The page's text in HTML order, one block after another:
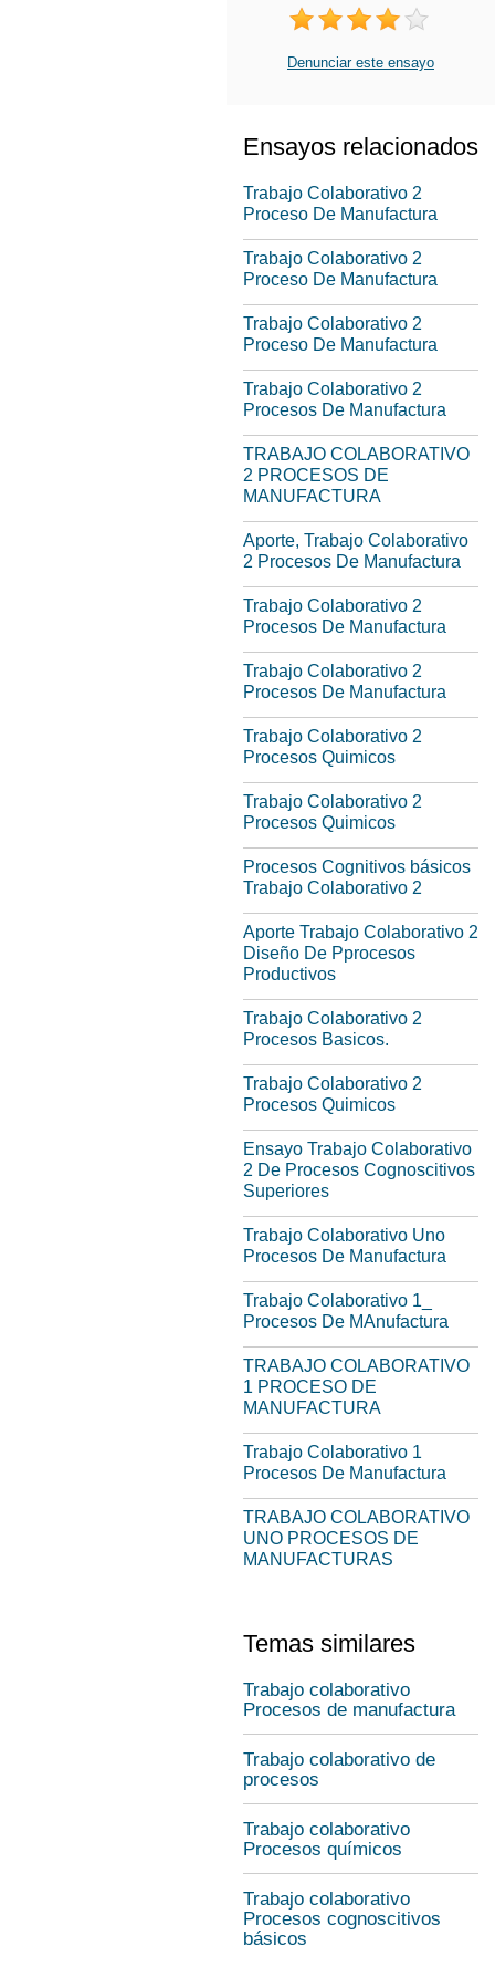
Denunciar este ensayo
Ensayos relacionados
Trabajo Colaborativo 2
Proceso De Manufactura
Trabajo Colaborativo 2
Proceso De Manufactura
Trabajo Colaborativo 2
Proceso De Manufactura
Trabajo Colaborativo 2
Procesos De Manufactura
TRABAJO COLABORATIVO
2 PROCESOS DE
MANUFACTURA
Aporte, Trabajo Colaborativo
2 Procesos De Manufactura
Trabajo Colaborativo 2
Procesos De Manufactura
Trabajo Colaborativo 2
Procesos De Manufactura
Trabajo Colaborativo 2
Procesos Quimicos
Trabajo Colaborativo 2
Procesos Quimicos
Procesos Cognitivos básicos
Trabajo Colaborativo 2
Aporte Trabajo Colaborativo 2
Diseño De Pprocesos
Productivos
Trabajo Colaborativo 2
Procesos Basicos.
Trabajo Colaborativo 2
Procesos Quimicos
Ensayo Trabajo Colaborativo
2 De Procesos Cognoscitivos
Superiores
Trabajo Colaborativo Uno
Procesos De Manufactura
Trabajo Colaborativo 1_
Procesos De MAnufactura
TRABAJO COLABORATIVO
1 PROCESO DE
MANUFACTURA
Trabajo Colaborativo 1
Procesos De Manufactura
TRABAJO COLABORATIVO
UNO PROCESOS DE
MANUFACTURAS
Temas similares
Trabajo colaborativo
Procesos de manufactura
Trabajo colaborativo de
procesos
Trabajo colaborativo
Procesos químicos
Trabajo colaborativo
Procesos cognoscitivos
básicos